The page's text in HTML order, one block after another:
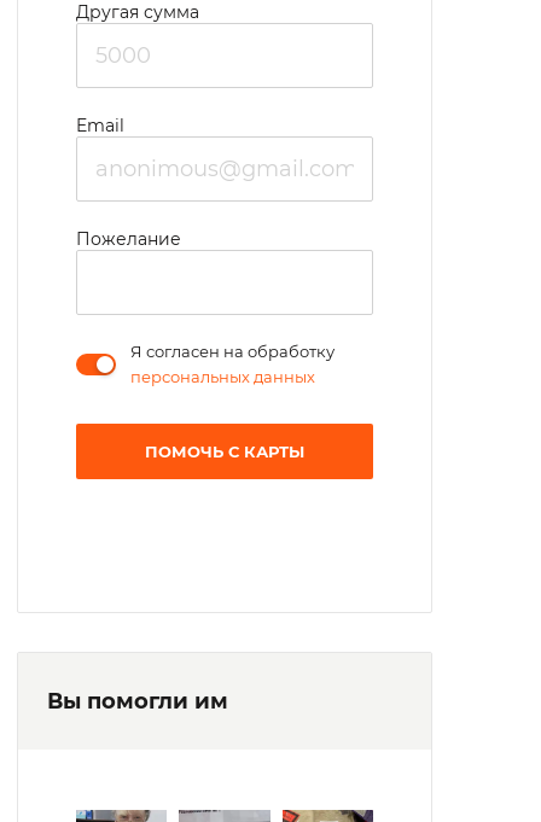
Другая сумма
Email
Пожелание
Я согласен на обработку
персональных данных
ПОМОЧЬ С КАРТЫ
Вы помогли им